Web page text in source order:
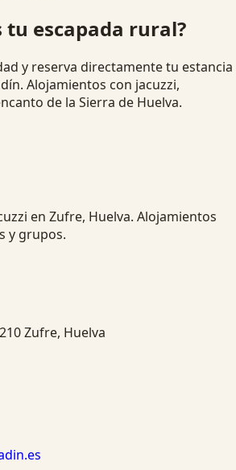
tu escapada rural?
y reserva directamente tu estancia
Alojamientos con jacuzzi,
de la Sierra de Huelva.
en Zufre, Huelva. Alojamientos
y grupos.
Zufre, Huelva